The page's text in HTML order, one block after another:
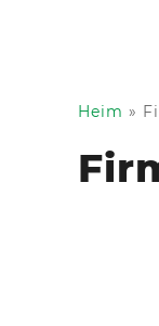
Heim »